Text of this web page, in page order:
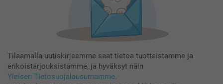
Tilaamalla uutiskirjeemme saat tietoa tuotteistamme ja
erikoistarjouksistamme, ja hyväksyt näin
Yleisen Tietosuojalausumamme.